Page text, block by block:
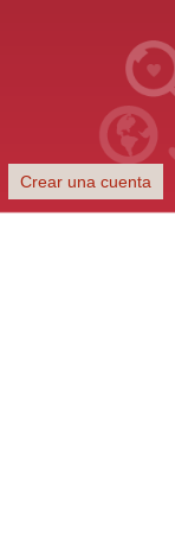
Crear una cuenta